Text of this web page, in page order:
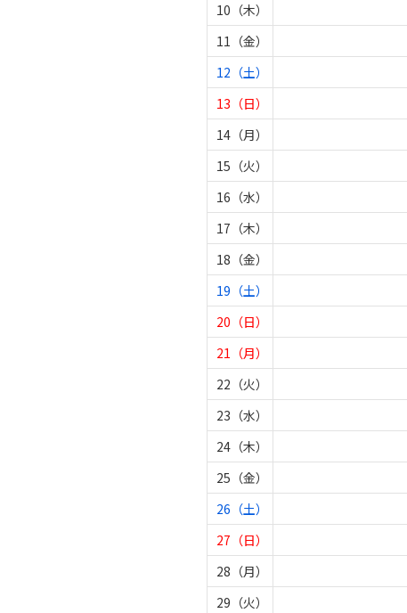
10（木）
11（金）
12（土）
13（日）
14（月）
15（火）
16（水）
17（木）
18（金）
19（土）
20（日）
21（月）
22（火）
23（水）
24（木）
25（金）
26（土）
27（日）
28（月）
29（火）